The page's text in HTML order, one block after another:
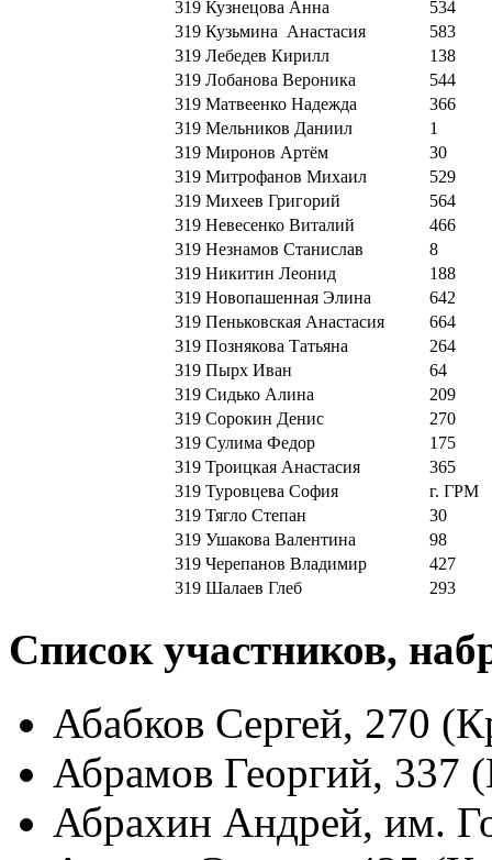
319 Кузнецова Анна
534
319 Кузьмина Анастасия
583
319 Лебедев Кирилл
138
319 Лобанова Вероника
544
319 Матвеенко Надежда
366
319 Мельников Даниил
1
319 Миронов Артём
30
319 Митрофанов Михаил
529
319 Михеев Григорий
564
319 Невесенко Виталий
466
319 Незнамов Станислав
8
319 Никитин Леонид
188
319 Новопашенная Элина
642
319 Пеньковская Анастасия
664
319 Познякова Татьяна
264
319 Пырх Иван
64
319 Сидько Алина
209
319 Сорокин Денис
270
319 Сулима Федор
175
319 Троицкая Анастасия
365
319 Туровцева София
г. ГРМ
319 Тягло Степан
30
319 Ушакова Валентина
98
319 Черепанов Владимир
427
319 Шалаев Глеб 293
Список участников,
Абабков Сергей, 270
Абрамов Георгий, 337
Абрахин Андрей, им.